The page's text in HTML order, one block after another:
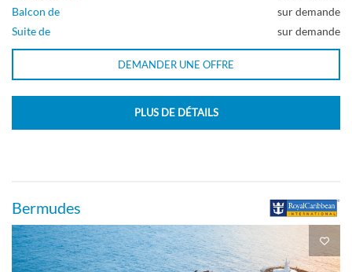
Cabine intérieure-[3V]
Cabine avec balcon spacieux et vue sur
Balcon de
sur demande
Suite de
sur demande
DEMANDER UNE OFFRE
PLUS DE DÉTAILS
Bermudes